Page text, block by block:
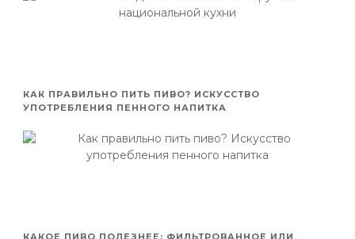
КАК ПРАВИЛЬНО ПИТЬ ПИВО? ИСКУССТВО
УПОТРЕБЛЕНИЯ ПЕННОГО НАПИТКА
КАКОЕ ПИВО ПОЛЕЗНЕЕ: ФИЛЬТРОВАННОЕ ИЛИ